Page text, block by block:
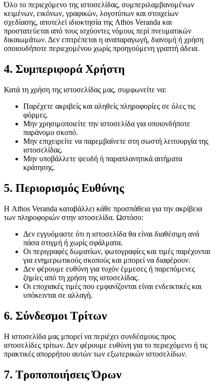
Όλο το περιεχόμενο της ιστοσελίδας, συμπεριλαμβανομένων
κειμένων, εικόνων, γραφικών, λογοτύπων και στοιχείων
σχεδίασης, αποτελεί ιδιοκτησία της Athos Veranda και
προστατεύεται από τους ισχύοντες νόμους περί πνευματικών
δικαιωμάτων. Δεν επιτρέπεται η αναπαραγωγή, διανομή ή χρήση
οποιουδήποτε περιεχομένου χωρίς προηγούμενη γραπτή άδεια.
4. Συμπεριφορά Χρήστη
Κατά τη χρήση της ιστοσελίδας μας, συμφωνείτε να:
Παρέχετε ακριβείς και αληθείς πληροφορίες σε όλες τις
φόρμες.
Μην χρησιμοποιείτε την ιστοσελίδα για οποιονδήποτε
παράνομο σκοπό.
Μην επιχειρείτε να παρεμβαίνετε στη σωστή λειτουργία της
ιστοσελίδας.
Μην υποβάλλετε ψευδή ή παραπλανητικά αιτήματα
κράτησης.
5. Περιορισμός Ευθύνης
Η Athos Veranda καταβάλλει κάθε προσπάθεια για την ακρίβεια
των πληροφοριών στην ιστοσελίδα. Ωστόσο:
Δεν εγγυόμαστε ότι η ιστοσελίδα θα είναι διαθέσιμη ανά
πάσα στιγμή ή χωρίς σφάλματα.
Οι περιγραφές δωματίων, φωτογραφίες και τιμές παρέχονται
για ενημερωτικούς σκοπούς και μπορεί να διαφέρουν.
Δεν φέρουμε ευθύνη για τυχόν έμμεσες ή παρεπόμενες
ζημίες από τη χρήση της ιστοσελίδας.
Οι εποχιακές τιμές που εμφανίζονται είναι ενδεικτικές και
υπόκεινται σε αλλαγή.
6. Σύνδεσμοι Τρίτων
Η ιστοσελίδα μας μπορεί να περιέχει συνδέσμους προς
ιστοσελίδες τρίτων. Δεν φέρουμε ευθύνη για το περιεχόμενο ή τις
πρακτικές απορρήτου αυτών των εξωτερικών ιστοσελίδων.
7. Τροποποιήσεις Όρων